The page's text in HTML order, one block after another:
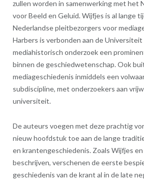
zullen worden in samenwerking met het
voor Beeld en Geluid. Wijfjes is al lange
Nederlandse pleitbezorgers voor
Harbers is verbonden aan de
mediahistorisch onderzoek een
binnen de geschiedwetenschap. Ook
mediageschiedenis inmiddels een
subdiscipline, met onderzoekers aan
universiteit.
De auteurs voegen met deze prachtig
nieuw hoofdstuk toe aan de lange
en krantengeschiedenis. Zoals Wijfjes
beschrijven, verschenen de eerste
geschiedenis van de krant al in de late